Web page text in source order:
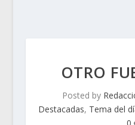
OTRO
Posted by
Destacadas, Tema del